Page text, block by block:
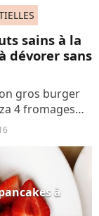
!
sains à la
dévorer sans
gros burger
4 fromages
de vous faire
substituts tout
et
sains.
à